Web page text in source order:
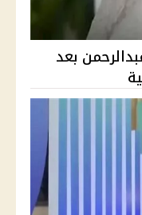
بعد